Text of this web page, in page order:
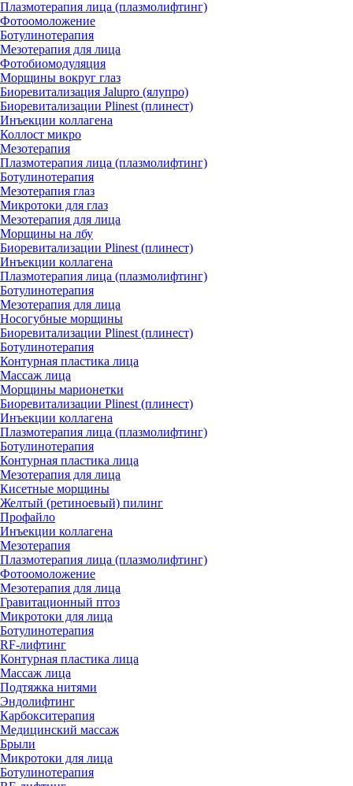
Плазмотерапия лица (плазмолифтинг)
Фотоомоложение
Ботулинотерапия
Мезотерапия для лица
Фотобиомодуляция
Морщины вокруг глаз
Биоревитализация Jalupro (ялупро)
Биоревитализации Plinest (плинест)
Инъекции коллагена
Коллост микро
Мезотерапия
Плазмотерапия лица (плазмолифтинг)
Ботулинотерапия
Мезотерапия глаз
Микротоки для глаз
Мезотерапия для лица
Морщины на лбу
Биоревитализации Plinest (плинест)
Инъекции коллагена
Плазмотерапия лица (плазмолифтинг)
Ботулинотерапия
Мезотерапия для лица
Носогубные морщины
Биоревитализации Plinest (плинест)
Ботулинотерапия
Контурная пластика лица
Массаж лица
Морщины марионетки
Биоревитализации Plinest (плинест)
Инъекции коллагена
Плазмотерапия лица (плазмолифтинг)
Ботулинотерапия
Контурная пластика лица
Мезотерапия для лица
Кисетные морщины
Желтый (ретиноевый) пилинг
Профайло
Инъекции коллагена
Мезотерапия
Плазмотерапия лица (плазмолифтинг)
Фотоомоложение
Мезотерапия для лица
Гравитационный птоз
Микротоки для лица
Ботулинотерапия
RF-лифтинг
Контурная пластика лица
Массаж лица
Подтяжка нитями
Эндолифтинг
Карбокситерапия
Медицинский массаж
Брыли
Микротоки для лица
Ботулинотерапия